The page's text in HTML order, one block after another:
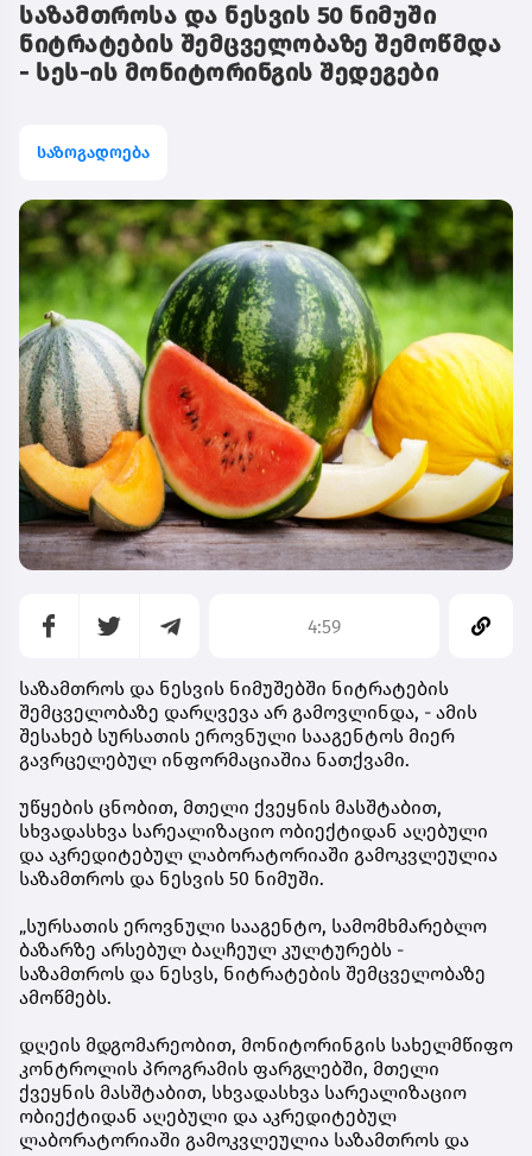
საზამთროსა და ნესვის 50 ნიმუში
ნიტრატების შემცველობაზე შემოწმდა
- სეს-ის მონიტორინგის შედეგები
საზოგადოება
4:59
საზამთროს და ნესვის ნიმუშებში ნიტრატების
შემცველობაზე დარღვევა არ გამოვლინდა, - ამის
შესახებ სურსათის ეროვნული სააგენტოს მიერ
გავრცელებულ ინფორმაციაშია ნათქვამი.
უწყების ცნობით, მთელი ქვეყნის მასშტაბით,
სხვადასხვა სარეალიზაციო ობიექტიდან აღებული
და აკრედიტებულ ლაბორატორიაში გამოკვლეულია
საზამთროს და ნესვის 50 ნიმუში.
„სურსათის ეროვნული სააგენტო, სამომხმარებლო
ბაზარზე არსებულ ბაღჩეულ კულტურებს -
საზამთროს და ნესვს, ნიტრატების შემცველობაზე
ამოწმებს.
დღეის მდგომარეობით, მონიტორინგის სახელმწიფო
კონტროლის პროგრამის ფარგლებში, მთელი
ქვეყნის მასშტაბით, სხვადასხვა სარეალიზაციო
ობიექტიდან აღებული და აკრედიტებულ
ლაბორატორიაში გამოკვლეულია საზამთროს და